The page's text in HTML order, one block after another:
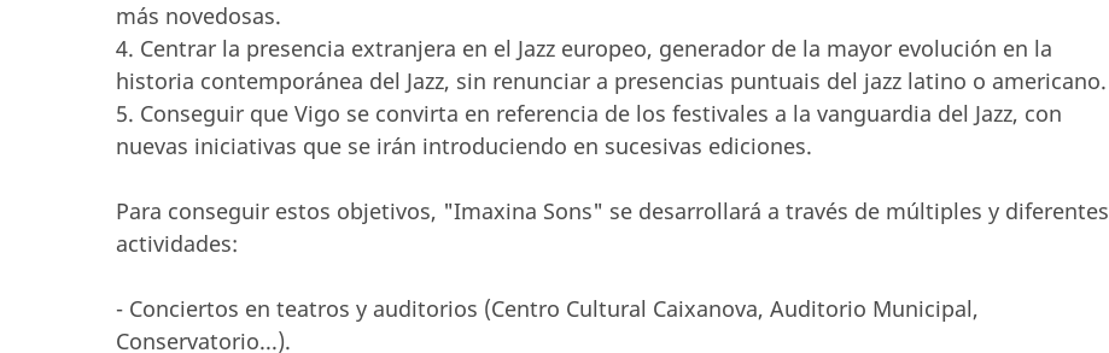
más novedosas.
4. Centrar la presencia extranjera en el Jazz europeo, generador de la mayor evolución en la
historia contemporánea del Jazz, sin renunciar a presencias puntuais del jazz latino o americano.
5. Conseguir que Vigo se convirta en referencia de los festivales a la vanguardia del Jazz, con
nuevas iniciativas que se irán introduciendo en sucesivas ediciones.
Para conseguir estos objetivos, "Imaxina Sons" se desarrollará a través de múltiples y diferentes
actividades:
- Conciertos en teatros y auditorios (Centro Cultural Caixanova, Auditorio Municipal,
Conservatorio...).